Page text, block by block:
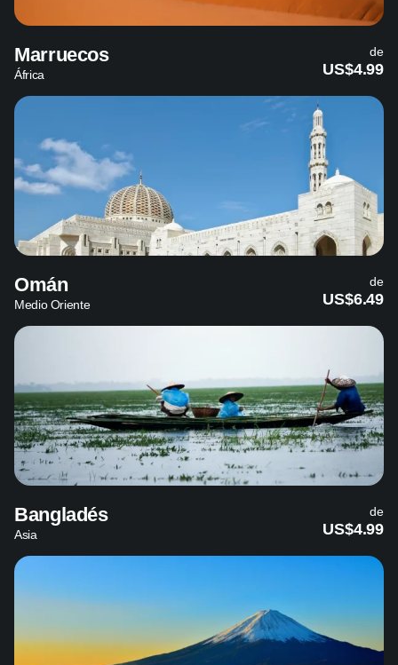
Marruecos
África
de
US$4.99
Omán
Medio Oriente
de
US$6.49
Bangladés
Asia
de
US$4.99